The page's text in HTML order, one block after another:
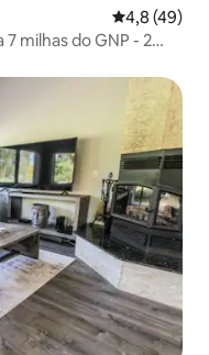
4,8 de uma
4,8 (49)
milhas do GNP - 2